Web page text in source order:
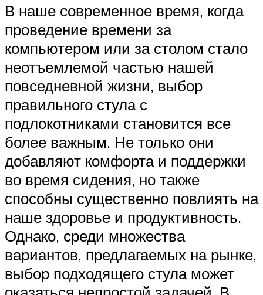
В наше современное время, когда
проведение времени за
компьютером или за столом стало
неотъемлемой частью нашей
повседневной жизни, выбор
правильного стула с
подлокотниками становится все
более важным. Не только они
добавляют комфорта и поддержки
во время сидения, но также
способны существенно повлиять на
наше здоровье и продуктивность.
Однако, среди множества
вариантов, предлагаемых на рынке,
выбор подходящего стула может